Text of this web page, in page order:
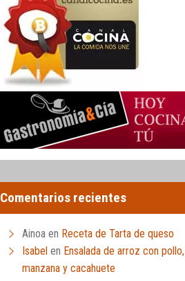
Comentarios recientes
Ainoa en Receta de Tarta de queso
Isabel en Ensalada de arroz con pollo,
manzana y cacahuete